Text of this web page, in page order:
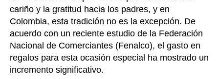
cariño y la gratitud hacia los padres, y en
Colombia, esta tradición no es la excepción. De
acuerdo con un reciente estudio de la Federación
Nacional de Comerciantes (Fenalco), el gasto en
regalos para esta ocasión especial ha mostrado un
incremento significativo.